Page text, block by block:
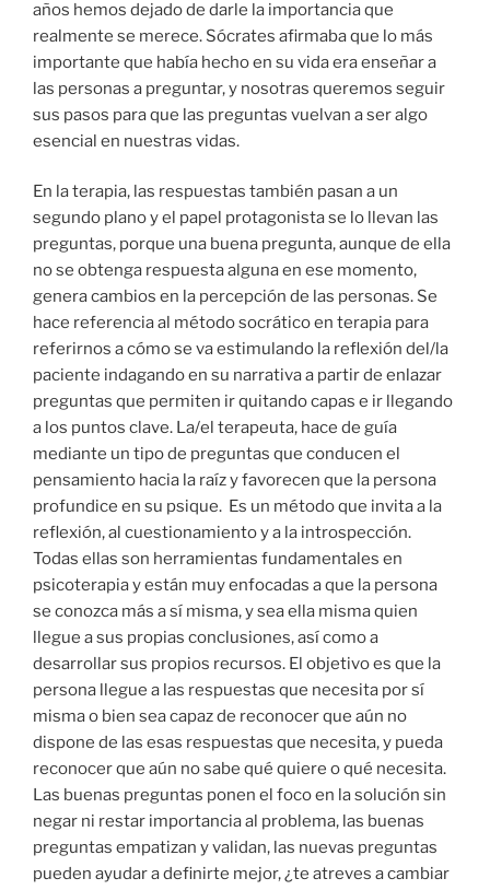
años hemos dejado de darle la importancia que
realmente se merece. Sócrates afirmaba que lo más
importante que había hecho en su vida era enseñar a
las personas a preguntar, y nosotras queremos seguir
sus pasos para que las preguntas vuelvan a ser algo
esencial en nuestras vidas.
En la terapia, las respuestas también pasan a un
segundo plano y el papel protagonista se lo llevan las
preguntas, porque una buena pregunta, aunque de ella
no se obtenga respuesta alguna en ese momento,
genera cambios en la percepción de las personas. Se
hace referencia al método socrático en terapia para
referirnos a cómo se va estimulando la reflexión del/la
paciente indagando en su narrativa a partir de enlazar
preguntas que permiten ir quitando capas e ir llegando
a los puntos clave. La/el terapeuta, hace de guía
mediante un tipo de preguntas que conducen el
pensamiento hacia la raíz y favorecen que la persona
profundice en su psique. Es un método que invita a la
reflexión, al cuestionamiento y a la introspección.
Todas ellas son herramientas fundamentales en
psicoterapia y están muy enfocadas a que la persona
se conozca más a sí misma, y sea ella misma quien
llegue a sus propias conclusiones, así como a
desarrollar sus propios recursos. El objetivo es que la
persona llegue a las respuestas que necesita por sí
misma o bien sea capaz de reconocer que aún no
dispone de las esas respuestas que necesita, y pueda
reconocer que aún no sabe qué quiere o qué necesita.
Las buenas preguntas ponen el foco en la solución sin
negar ni restar importancia al problema, las buenas
preguntas empatizan y validan, las nuevas preguntas
pueden ayudar a definirte mejor, ¿te atreves a cambiar